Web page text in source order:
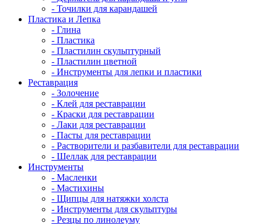
- Точилки для карандашей
Пластика и Лепка
- Глина
- Пластика
- Пластилин скульптурный
- Пластилин цветной
- Инструменты для лепки и пластики
Реставрация
- Золочение
- Клей для реставрации
- Краски для реставрации
- Лаки для реставрации
- Пасты для реставрации
- Растворители и разбавители для реставрации
- Шеллак для реставрации
Инструменты
- Масленки
- Мастихины
- Щипцы для натяжки холста
- Инструменты для скульптуры
- Резцы по линолеуму